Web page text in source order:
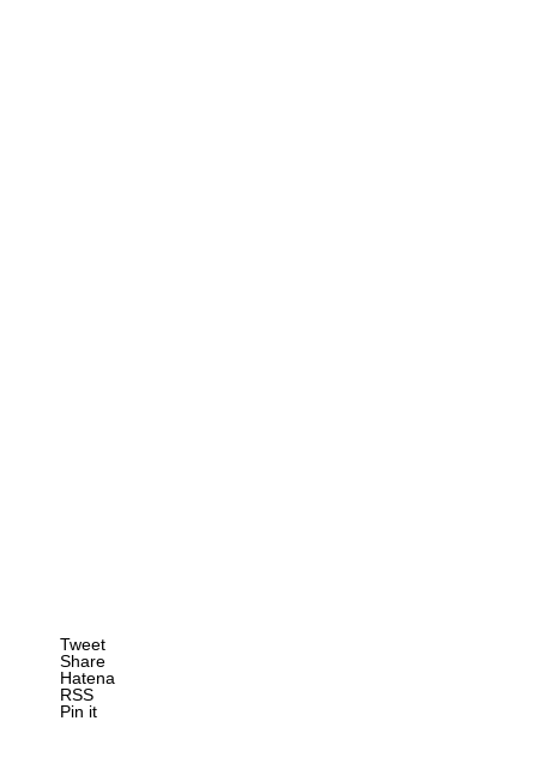
Tweet
Share
Hatena
RSS
Pin it